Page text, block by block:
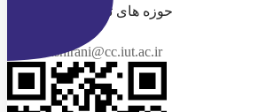
حوزه های تخصصی :
ashirani@cc.iut.ac.ir